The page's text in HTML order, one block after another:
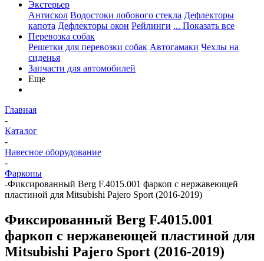
Экстерьер
Антискол Водостоки лобового стекла Дефлекторы
капота Дефлекторы окон Рейлинги ... Показать все
Перевозка собак
Решетки для перевозки собак Автогамаки Чехлы на
сиденья
Запчасти для автомобилей
Еще
Главная
-
Каталог
-
Навесное оборудование
-
Фаркопы
-Фиксированный Berg F.4015.001 фаркоп с нержавеющей
пластиной для Mitsubishi Pajero Sport (2016-2019)
Фиксированный Berg F.4015.001
фаркоп с нержавеющей пластиной для
Mitsubishi Pajero Sport (2016-2019)